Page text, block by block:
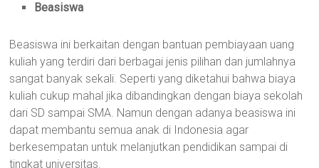
Beasiswa
Beasiswa ini berkaitan dengan bantuan pembiayaan uang
kuliah yang terdiri dari berbagai jenis pilihan dan jumlahnya
sangat banyak sekali. Seperti yang diketahui bahwa biaya
kuliah cukup mahal jika dibandingkan dengan biaya sekolah
dari SD sampai SMA. Namun dengan adanya beasiswa ini
dapat membantu semua anak di Indonesia agar
berkesempatan untuk melanjutkan pendidikan sampai di
tingkat universitas.